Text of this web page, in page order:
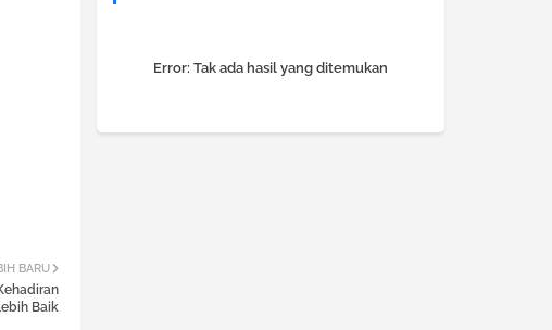
BARU
Baik
Error: Tak ada hasil yang ditemukan